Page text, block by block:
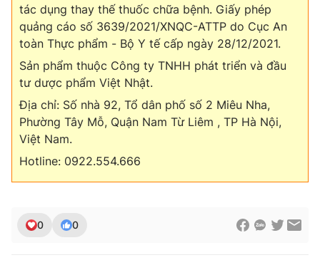
tác dụng thay thế thuốc chữa bệnh. Giấy phép
quảng cáo số 3639/2021/XNQC-ATTP do Cục An
toàn Thực phẩm - Bộ Y tế cấp ngày 28/12/2021.
Sản phẩm thuộc Công ty TNHH phát triển và đầu
tư dược phẩm Việt Nhật.
Địa chỉ: Số nhà 92, Tổ dân phố số 2 Miêu Nha,
Phường Tây Mỗ, Quận Nam Từ Liêm , TP Hà Nội,
Việt Nam.
Hotline: 0922.554.666
0 0